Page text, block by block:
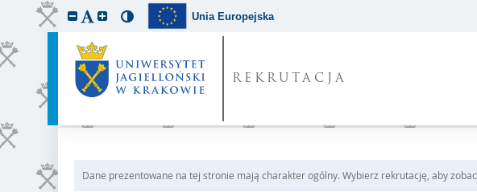
Unia Europejska
REKRUTACJA
Dane prezentowane na tej stronie mają charakter ogólny. Wybierz rekrutację, aby